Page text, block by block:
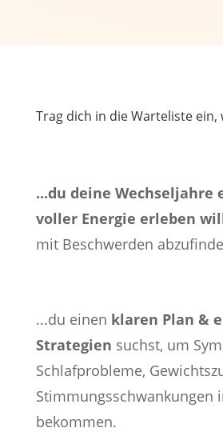
Trag dich in die Warteliste ein,
...du deine Wechseljahre
voller Energie erleben
mit Beschwerden
...du einen klaren Plan &
Strategien suchst, um
Schlafprobleme,
Stimmungsschwankungen
bekommen.